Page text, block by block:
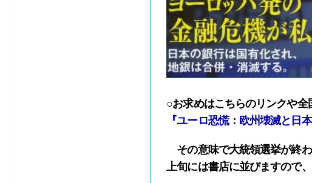
○お求めはこちらのリンクや全
『ユーロ恐慌：欧州壊滅と日
その意味で大統領選挙が終
上旬には書店に並びますので